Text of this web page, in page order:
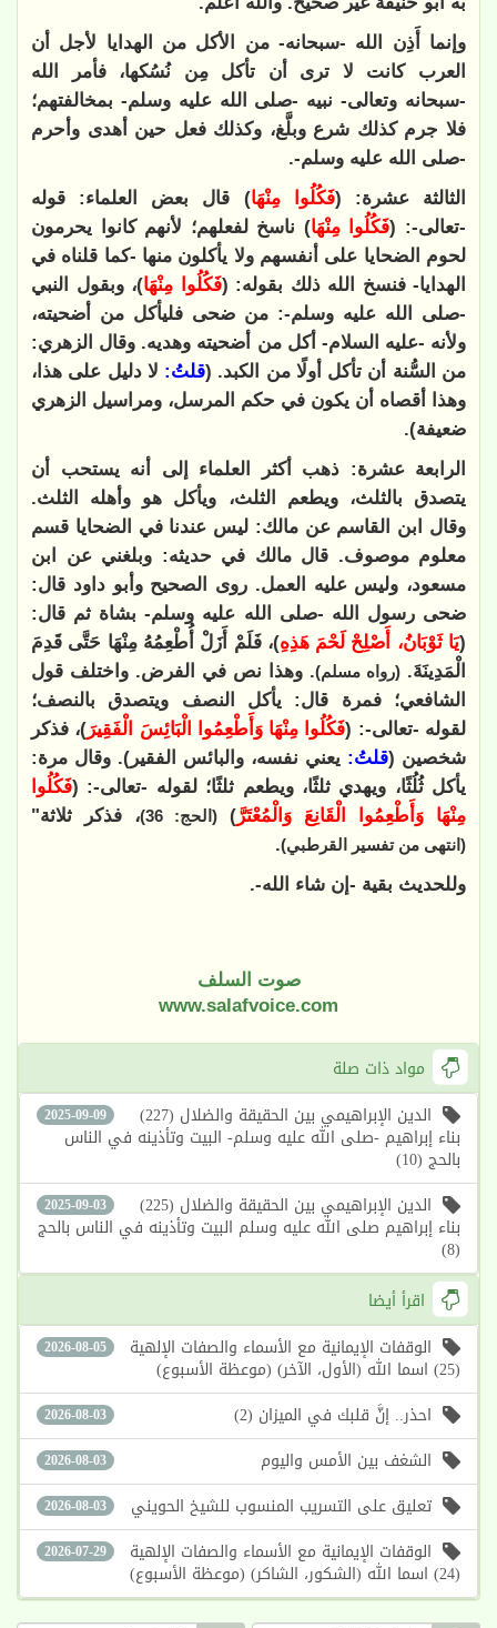
وإنما أَذِن الله -سبحانه- من الأكل من الهدايا لأجل أن
العرب كانت لا ترى أن تأكل مِن نُسُكها، فأمر الله
-سبحانه وتعالى- نبيه -صلى الله عليه وسلم- بمخالفتهم؛
فلا جرم كذلك شرع وبلَّغ، وكذلك فعل حين أهدى وأحرم
-صلى الله عليه وسلم-.
الثالثة عشرة: (فَكُلُوا مِنْهَا) قال بعض العلماء: قوله
-تعالى-: (فَكُلُوا مِنْهَا) ناسخ لفعلهم؛ لأنهم كانوا يحرمون
لحوم الضحايا على أنفسهم ولا يأكلون منها -كما قلناه في
الهدايا- فنسخ الله ذلك بقوله: (فَكُلُوا مِنْهَا)، وبقول النبي
-صلى الله عليه وسلم-: من ضحى فليأكل من أضحيته،
ولأنه -عليه السلام- أكل من أضحيته وهديه. وقال الزهري:
من السُّنة أن تأكل أولًا من الكبد. (قلتُ: لا دليل على هذا،
وهذا أقصاه أن يكون في حكم المرسل، ومراسيل الزهري
ضعيفة).
الرابعة عشرة: ذهب أكثر العلماء إلى أنه يستحب أن
يتصدق بالثلث، ويطعم الثلث، ويأكل هو وأهله الثلث.
وقال ابن القاسم عن مالك: ليس عندنا في الضحايا قسم
معلوم موصوف. قال مالك في حديثه: وبلغني عن ابن
مسعود، وليس عليه العمل. روى الصحيح وأبو داود قال:
ضحى رسول الله -صلى الله عليه وسلم- بشاة ثم قال:
(يَا ثَوْبَانُ، أَصْلِحْ لَحْمَ هَذِهِ)، فَلَمْ أَزَلْ أُطْعِمُهُ مِنْهَا حَتَّى قَدِمَ
الْمَدِينَةَ. (رواه مسلم). وهذا نص في الفرض. واختلف قول
الشافعي؛ فمرة قال: يأكل النصف ويتصدق بالنصف؛
لقوله -تعالى-: (فَكُلُوا مِنْهَا وَأَطْعِمُوا الْبَائِسَ الْفَقِيرَ)، فذكر
شخصين (قلتُ: يعني نفسه، والبائس الفقير). وقال مرة:
يأكل ثُلُثًا، ويهدي ثلثًا، ويطعم ثلثًا؛ لقوله -تعالى-: (فَكُلُوا
مِنْهَا وَأَطْعِمُوا الْقَانِعَ وَالْمُعْتَرَّ) (الحج: 36 )، فذكر ثلاثة"
(انتهى من تفسير القرطبي).
وللحديث بقية -إن شاء الله-.
صوت السلف
www.salafvoice.com
مواد ذات صلة
2025-09-09 الدين الإبراهيمي بين الحقيقة والضلال (227)
بناء إبراهيم -صلى الله عليه وسلم- البيت وتأذينه في الناس
بالحج (10)
2025-09-03 الدين الإبراهيمي بين الحقيقة والضلال (225)
بناء إبراهيم صلى الله عليه وسلم البيت وتأذينه في الناس بالحج
(8)
اقرأ أيضا
2026-08-05 الوقفات الإيمانية مع الأسماء والصفات الإلهية
(25) اسما الله (الأول، الآخر) (موعظة الأسبوع)
2026-08-03 احذر.. إنَّ قلبك في الميزان (2)
2026-08-03 الشغف بين الأمس واليوم
2026-08-03 تعليق على التسريب المنسوب للشيخ الحويني
2026-07-29 الوقفات الإيمانية مع الأسماء والصفات الإلهية
(24) اسما الله (الشكور، الشاكر) (موعظة الأسبوع)